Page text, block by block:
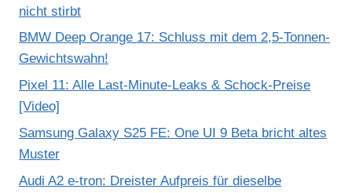
nicht stirbt
BMW Deep Orange 17: Schluss mit dem 2,5-Tonnen-
Gewichtswahn!
Pixel 11: Alle Last-Minute-Leaks & Schock-Preise
[Video]
Samsung Galaxy S25 FE: One UI 9 Beta bricht altes
Muster
Audi A2 e-tron: Dreister Aufpreis für dieselbe